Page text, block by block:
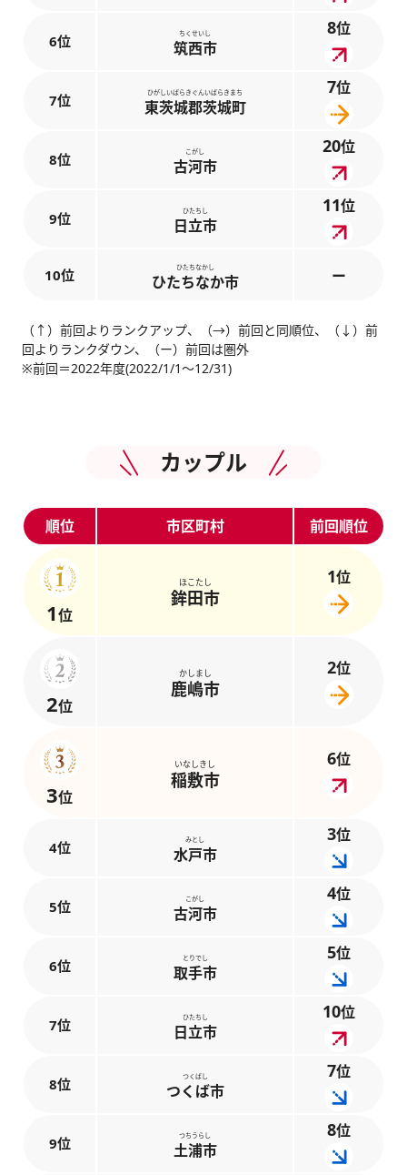
6位 ちくせいし
筑西市
8位
7位 ひがしいばらきぐんいばらきまち
東茨城郡茨城町
7位
8位 こがし
古河市
20位
9位 ひたちし
日立市
11位
10位 ひたちなかし
ひたちなか市 ー
（↑）前回よりランクアップ、（→）前回と同順位、（↓）前
回よりランクダウン、（ー）前回は圏外
※前回＝2022年度(2022/1/1～12/31)
カップル
順位 市区町村 前回順位
1位
ほこたし
鉾田市
1位
2位
かしまし
鹿嶋市
2位
3位
いなしきし
稲敷市
6位
4位 みとし
水戸市
3位
5位 こがし
古河市
4位
6位 とりでし
取手市
5位
7位 ひたちし
日立市
10位
8位 つくばし
つくば市
7位
9位 つちうらし
土浦市
8位